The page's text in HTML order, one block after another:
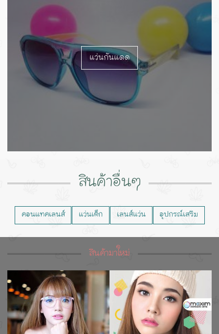
แว่นกันแดด
สินค้าอื่นๆ
คอนแทคเลนส์ แว่นเด็ก เลนส์แว่น อุปกรณ์เสริม
สินค้ามาใหม่